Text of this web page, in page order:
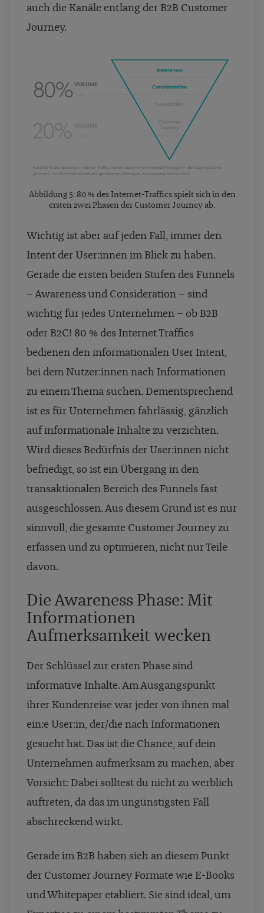
auch die Kanäle entlang der B2B Customer
Journey.
Abbildung 5: 80 % des Internet-Traffics spielt sich in den
ersten zwei Phasen der Customer Journey ab.
Wichtig ist aber auf jeden Fall, immer den
Intent der User:innen im Blick zu haben.
Gerade die ersten beiden Stufen des Funnels
– Awareness und Consideration – sind
wichtig für jedes Unternehmen – ob B2B
oder B2C! 80 % des Internet Traffics
bedienen den informationalen User Intent,
bei dem Nutzer:innen nach Informationen
zu einem Thema suchen. Dementsprechend
ist es für Unternehmen fahrlässig, gänzlich
auf informationale Inhalte zu verzichten.
Wird dieses Bedürfnis der User:innen nicht
befriedigt, so ist ein Übergang in den
transaktionalen Bereich des Funnels fast
ausgeschlossen. Aus diesem Grund ist es nur
sinnvoll, die gesamte Customer Journey zu
erfassen und zu optimieren, nicht nur Teile
davon.
Die Awareness Phase: Mit
Informationen
Aufmerksamkeit wecken
Der Schlüssel zur ersten Phase sind
informative Inhalte. Am Ausgangspunkt
ihrer Kundenreise war jeder von ihnen mal
ein:e User:in, der/die nach Informationen
gesucht hat. Das ist die Chance, auf dein
Unternehmen aufmerksam zu machen, aber
Vorsicht: Dabei solltest du nicht zu werblich
auftreten, da das im ungünstigsten Fall
abschreckend wirkt.
Gerade im B2B haben sich an diesem Punkt
der Customer Journey Formate wie E-Books
und Whitepaper etabliert. Sie sind ideal, um